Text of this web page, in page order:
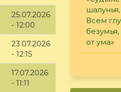
25.07.2026
- 12:00
23.07.2026
- 12:15
17.07.2026
- 11:11
Всем
от ума»